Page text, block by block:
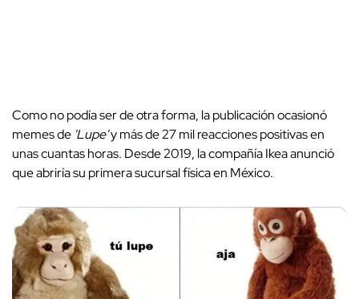
Como no podía ser de otra forma, la publicación ocasionó
memes de 'Lupe'y más de 27 mil reacciones positivas en
unas cuantas horas. Desde 2019, la compañía Ikea anunció
que abriría su primera sucursal física en México.